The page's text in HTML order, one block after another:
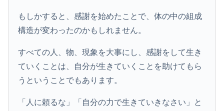
もしかすると、感謝を始めたことで、体の中の組成
構造が変わったのかもしれません。
すべての人、物、現象を大事にし、感謝をして生き
ていくことは、自分が生きていくことを助けてもら
うということでもあります。
「人に頼るな」「自分の力で生きていきなさい」と